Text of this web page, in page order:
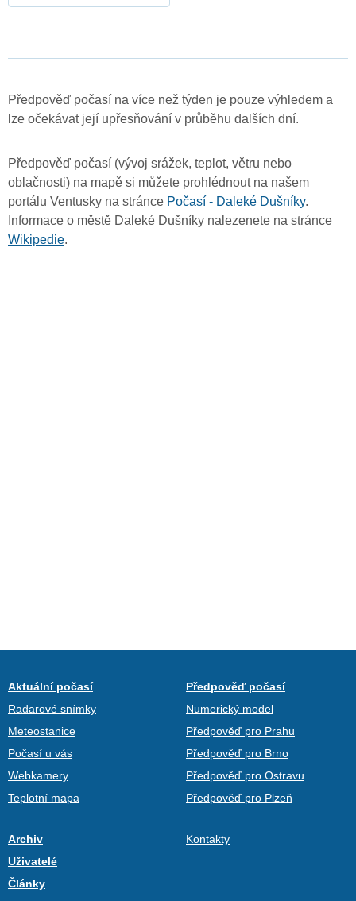
Předpověď počasí na více než týden je pouze výhledem a
lze očekávat její upřesňování v průběhu dalších dní.
Předpověď počasí (vývoj srážek, teplot, větru nebo
oblačnosti) na mapě si můžete prohlédnout na našem
portálu Ventusky na stránce Počasí - Daleké Dušníky.
Informace o městě Daleké Dušníky nalezenete na stránce
Wikipedie.
Aktuální počasí
Radarové snímky
Meteostanice
Počasí u vás
Webkamery
Teplotní mapa
Předpověď počasí
Numerický model
Předpověď pro Prahu
Předpověď pro Brno
Předpověď pro Ostravu
Předpověď pro Plzeň
Archiv
Uživatelé
Články
Kontakty